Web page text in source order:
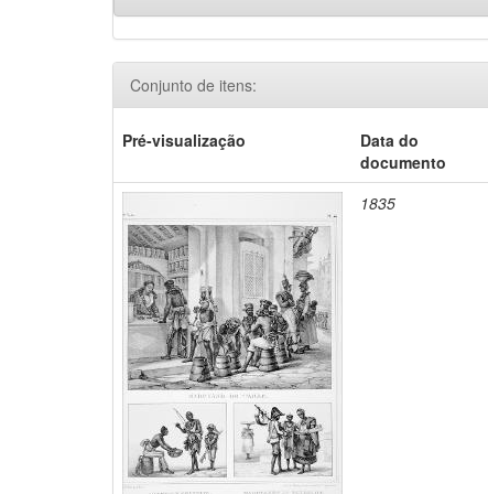
Conjunto de itens:
Pré-visualização
Data do
documento
1835